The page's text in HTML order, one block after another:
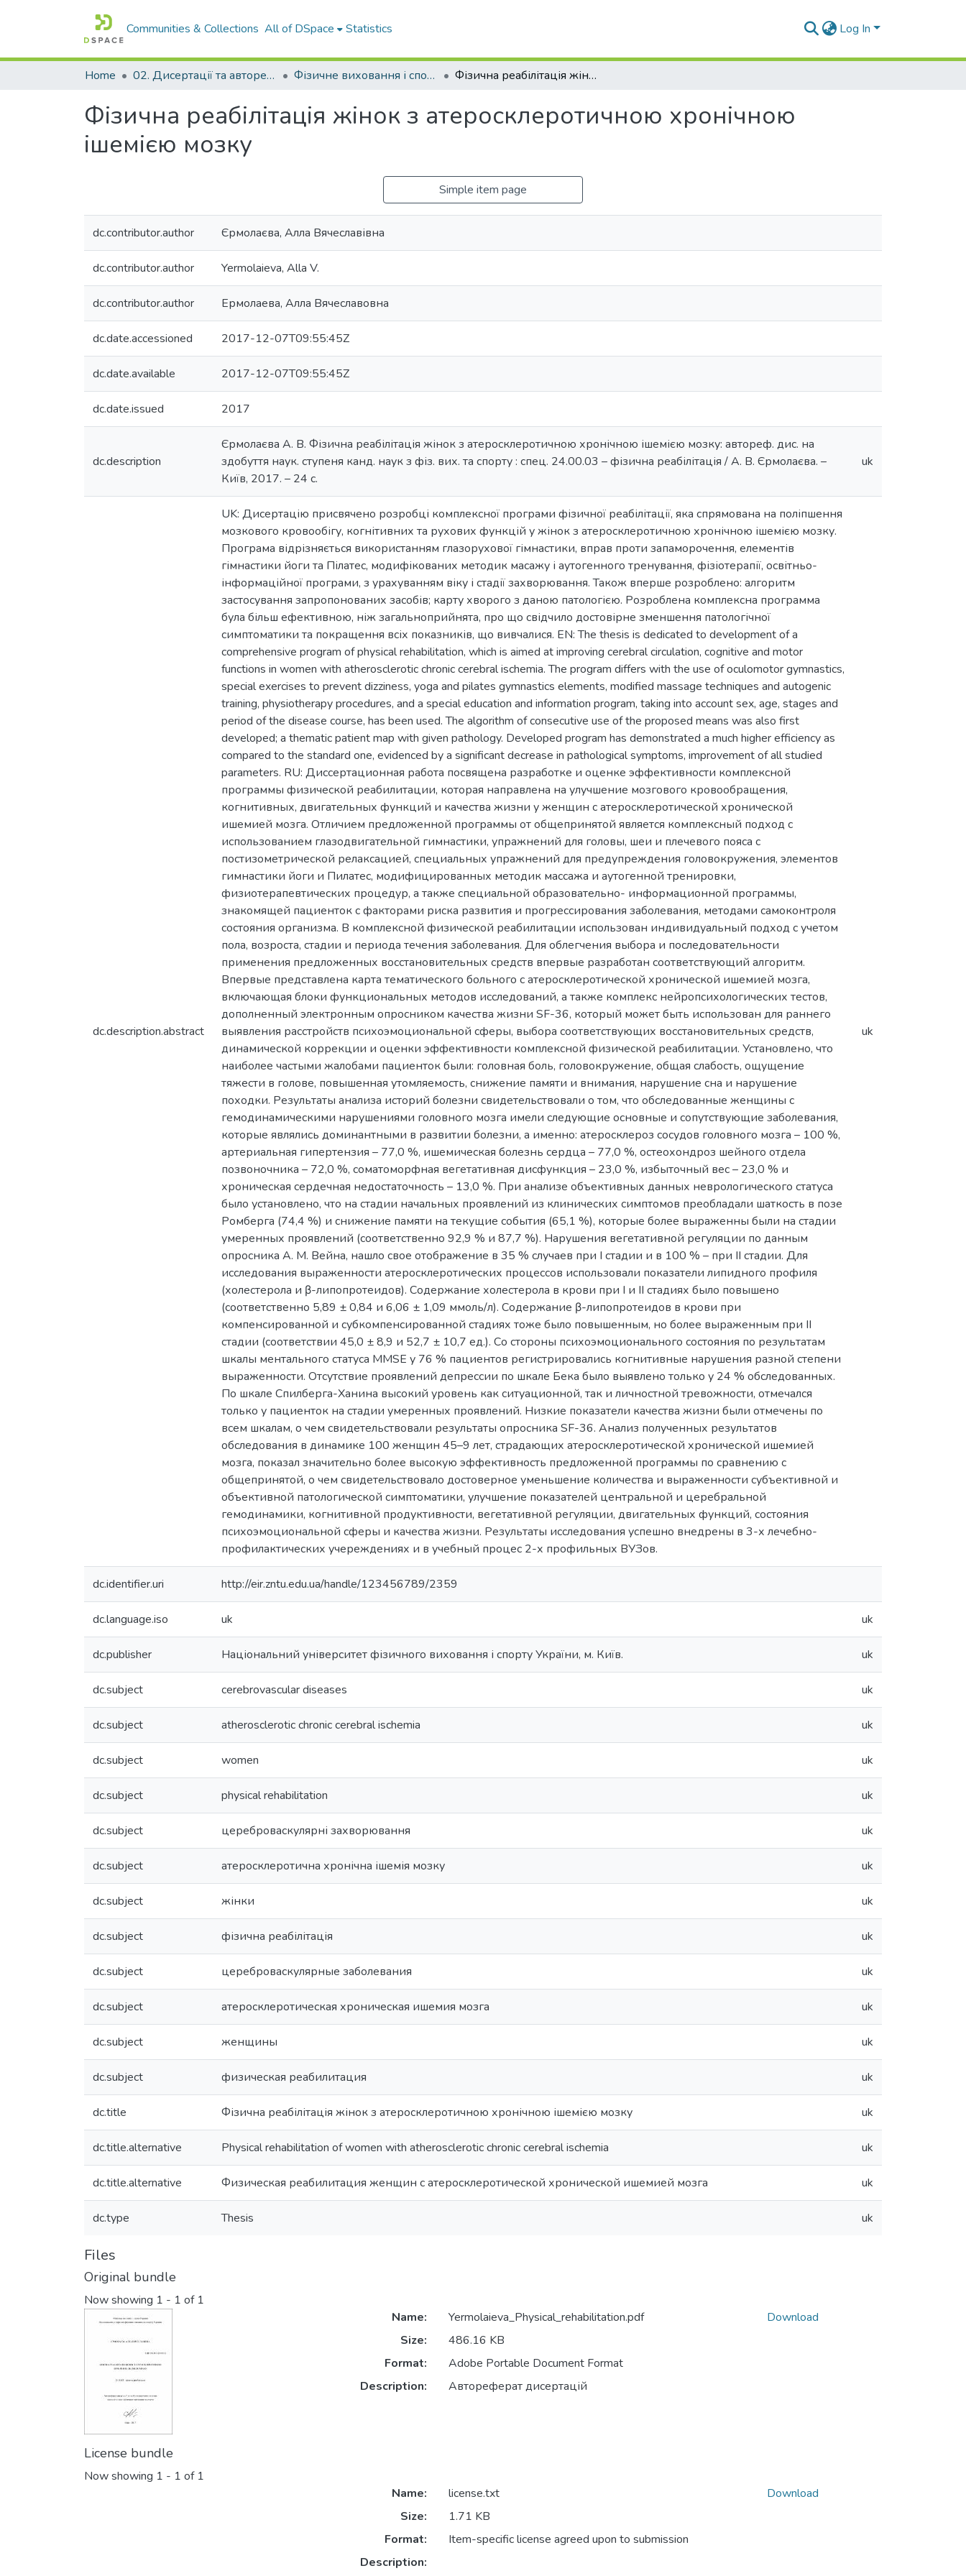
Communities & Collections All of DSpace Statistics Log In
Home 02. Дисертації та автореферати дисертацій Фізичне виховання і спорт Фізична реабілітація жінок з атеросклеротичною хронічною ішемією мозку
Фізична реабілітація жінок з атеросклеротичною хронічною
ішемією мозку
Simple item page
dc.contributor.author Єрмолаєва, Алла Вячеславівна
dc.contributor.author Yermolaieva, Alla V.
dc.contributor.author Ермолаева, Алла Вячеславовна
dc.date.accessioned 2017-12-07T09:55:45Z
dc.date.available 2017-12-07T09:55:45Z
dc.date.issued 2017
dc.description
Єрмолаєва А. В. Фізична реабілітація жінок з атеросклеротичною хронічною ішемією мозку: автореф. дис. на
здобуття наук. ступеня канд. наук з фіз. вих. та спорту : спец. 24.00.03 – фізична реабілітація / А. В. Єрмолаєва. –
Київ, 2017. – 24 с.
uk
dc.description.abstract
UK: Дисертацію присвячено розробці комплексної програми фізичної реабілітації, яка спрямована на поліпшення
мозкового кровообігу, когнітивних та рухових функцій у жінок з атеросклеротичною хронічною ішемією мозку.
Програма відрізняється використанням глазорухової гімнастики, вправ проти запаморочення, елементів
гімнастики йоги та Пілатес, модифікованих методик масажу і аутогенного тренування, фізіотерапії, освітньо-
інформаційної програми, з урахуванням віку і стадії захворювання. Також вперше розроблено: алгоритм
застосування запропонованих засобів; карту хворого з даною патологією. Розроблена комплексна программа
була більш ефективною, ніж загальноприйнята, про що свідчило достовірне зменшення патологічної
симптоматики та покращення всіх показників, що вивчалися. EN: The thesis is dedicated to development of a
comprehensive program of physical rehabilitation, which is aimed at improving cerebral circulation, cognitive and motor
functions in women with atherosclerotic chronic cerebral ischemia. The program differs with the use of oculomotor gymnastics,
special exercises to prevent dizziness, yoga and pilates gymnastics elements, modified massage techniques and autogenic
training, physiotherapy procedures, and a special education and information program, taking into account sex, age, stages and
period of the disease course, has been used. The algorithm of consecutive use of the proposed means was also first
developed; a thematic patient map with given pathology. Developed program has demonstrated a much higher efficiency as
compared to the standard one, evidenced by a significant decrease in pathological symptoms, improvement of all studied
parameters. RU: Диссертационная работа посвящена разработке и оценке эффективности комплексной
программы физической реабилитации, которая направлена на улучшение мозгового кровообращения,
когнитивных, двигательных функций и качества жизни у женщин с атеросклеротической хронической
ишемией мозга. Отличием предложенной программы от общепринятой является комплексный подход с
использованием глазодвигательной гимнастики, упражнений для головы, шеи и плечевого пояса с
постизометрической релаксацией, специальных упражнений для предупреждения головокружения, элементов
гимнастики йоги и Пилатес, модифицированных методик массажа и аутогенной тренировки,
физиотерапевтических процедур, а также специальной образовательно- информационной программы,
знакомящей пациенток с факторами риска развития и прогрессирования заболевания, методами самоконтроля
состояния организма. В комплексной физической реабилитации использован индивидуальный подход с учетом
пола, возроста, стадии и периода течения заболевания. Для облегчения выбора и последовательности
применения предложенных восстановительных средств впервые разработан соответствующий алгоритм.
Впервые представлена карта тематического больного с атеросклеротической хронической ишемией мозга,
включающая блоки функциональных методов исследований, а также комплекс нейропсихологических тестов,
дополненный электронным опросником качества жизни SF-36, который может быть использован для раннего
выявления расстройств психоэмоциональной сферы, выбора соответствующих восстановительных средств,
динамической коррекции и оценки эффективности комплексной физической реабилитации. Установлено, что
наиболее частыми жалобами пациенток были: головная боль, головокружение, общая слабость, ощущение
тяжести в голове, повышенная утомляемость, снижение памяти и внимания, нарушение сна и нарушение
походки. Результаты анализа историй болезни свидетельствовали о том, что обследованные женщины с
гемодинамическими нарушениями головного мозга имели следующие основные и сопутствующие заболевания,
которые являлись доминантными в развитии болезни, а именно: атеросклероз сосудов головного мозга – 100 %,
артериальная гипертензия – 77,0 %, ишемическая болезнь сердца – 77,0 %, остеохондроз шейного отдела
позвоночника – 72,0 %, соматоморфная вегетативная дисфункция – 23,0 %, избыточный вес – 23,0 % и
хроническая сердечная недостаточность – 13,0 %. При анализе объективных данных неврологического статуса
было установлено, что на стадии начальных проявлений из клинических симптомов преобладали шаткость в позе
Ромберга (74,4 %) и снижение памяти на текущие события (65,1 %), которые более выраженны были на стадии
умеренных проявлений (соответственно 92,9 % и 87,7 %). Нарушения вегетативной регуляции по данным
опросника А. М. Вейна, нашло свое отображение в 35 % случаев при І стадии и в 100 % – при ІІ стадии. Для
исследования выраженности атеросклеротических процессов использовали показатели липидного профиля
(холестерола и β-липопротеидов). Содержание холестерола в крови при I и II стадиях было повышено
(соответственно 5,89 ± 0,84 и 6,06 ± 1,09 ммоль/л). Содержание β-липопротеидов в крови при
компенсированной и субкомпенсированной стадиях тоже было повышенным, но более выраженным при II
стадии (соответствии 45,0 ± 8,9 и 52,7 ± 10,7 ед.). Со стороны психоэмоционального состояния по результатам
шкалы ментального статуса MMSE у 76 % пациентов регистрировались когнитивные нарушения разной степени
выраженности. Отсутствие проявлений депрессии по шкале Бека было выявлено только у 24 % обследованных.
По шкале Спилберга-Ханина высокий уровень как ситуационной, так и личностной тревожности, отмечался
только у пациенток на стадии умеренных проявлений. Низкие показатели качества жизни были отмечены по
всем шкалам, о чем свидетельствовали результаты опросника SF-36. Анализ полученных результатов
обследования в динамике 100 женщин 45–9 лет, страдающих атеросклеротической хронической ишемией
мозга, показал значительно более высокую эффективность предложенной программы по сравнению с
общепринятой, о чем свидетельствовало достоверное уменьшение количества и выраженности субъективной и
объективной патологической симптоматики, улучшение показателей центральной и церебральной
гемодинамики, когнитивной продуктивности, вегетативной регуляции, двигательных функций, состояния
психоэмоциональной сферы и качества жизни. Результаты исследования успешно внедрены в 3-х лечебно-
профилактических учереждениях и в учебный процес 2-х профильных ВУЗов.
uk
dc.identifier.uri http://eir.zntu.edu.ua/handle/123456789/2359
dc.language.iso uk uk
dc.publisher Національний університет фізичного виховання і спорту України, м. Київ. uk
dc.subject cerebrovascular diseases uk
dc.subject atherosclerotic chronic cerebral ischemia uk
dc.subject women uk
dc.subject physical rehabilitation uk
dc.subject цереброваскулярні захворювання uk
dc.subject атеросклеротична хронічна ішемія мозку uk
dc.subject жінки uk
dc.subject фізична реабілітація uk
dc.subject цереброваскулярные заболевания uk
dc.subject атеросклеротическая хроническая ишемия мозга uk
dc.subject женщины uk
dc.subject физическая реабилитация uk
dc.title Фізична реабілітація жінок з атеросклеротичною хронічною ішемією мозку uk
dc.title.alternative Physical rehabilitation of women with atherosclerotic chronic cerebral ischemia uk
dc.title.alternative Физическая реабилитация женщин с атеросклеротической хронической ишемией мозга uk
dc.type Thesis uk
Files
Original bundle
Now showing 1 - 1 of 1
Name:
Yermolaieva_Physical_rehabilitation.pdf
Size:
486.16 KB
Format:
Adobe Portable Document Format
Description:
Автореферат дисертацій
Download
License bundle
Now showing 1 - 1 of 1
Name:
license.txt
Size:
1.71 KB
Format:
Item-specific license agreed upon to submission
Description:
Download